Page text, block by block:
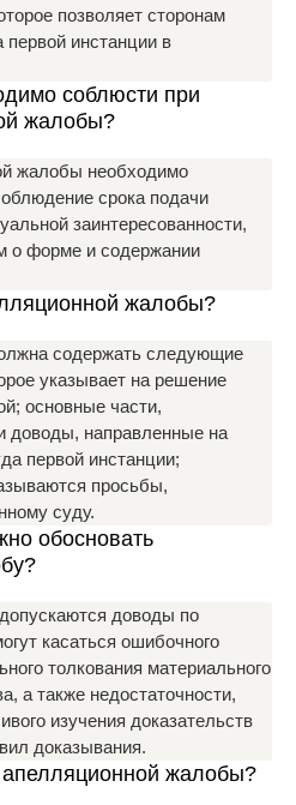
позволяет сторонам
инстанции в
соблюсти при
жалобы?
жалобы необходимо
срока подачи
заинтересованности,
о форме и содержании
жалобы?
содержать следующие
указывает на решение
основные части,
доводы, направленные на
первой инстанции;
просьбы,
суду.
обосновать
доводы по
касаться ошибочного
толкования материального
а также недостаточности,
изучения доказательств
доказывания.
жалобы?